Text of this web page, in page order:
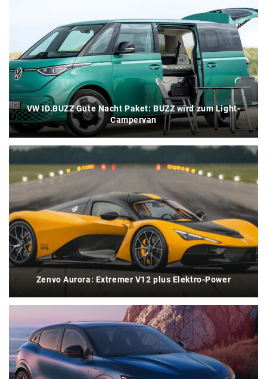
VW ID.BUZZ Gute Nacht Paket: BUZZ wird zum Light-
Campervan
Zenvo Aurora: Extremer V12 plus Elektro-Power